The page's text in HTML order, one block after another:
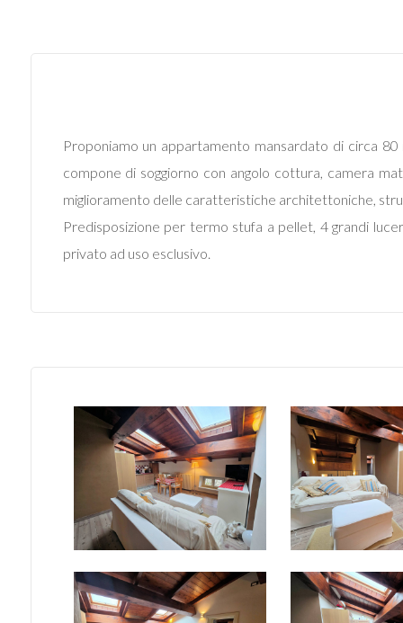
Proponiamo un appartamento mansardato di circa
compone di soggiorno con angolo cottura, camera
miglioramento delle caratteristiche architettoniche,
Predisposizione per termo stufa a pellet, 4 grandi
privato ad uso esclusivo.
Terreni